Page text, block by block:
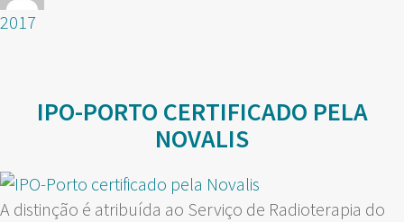
2017
IPO-PORTO CERTIFICADO PELA
NOVALIS
A distinção é atribuída ao Serviço de Radioterapia do